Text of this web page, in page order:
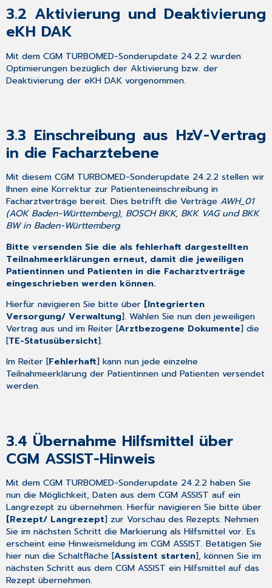
3.2 Aktivierung und Deaktivierung
eKH DAK
Mit dem CGM TURBOMED-Sonderupdate 24.2.2 wurden
Optimierungen bezüglich der Aktivierung bzw. der
Deaktivierung der eKH DAK vorgenommen.
3.3 Einschreibung aus HzV-Vertrag
in die Facharztebene
Mit diesem CGM TURBOMED-Sonderupdate 24.2.2 stellen wir
Ihnen eine Korrektur zur Patienteneinschreibung in
Facharztverträge bereit. Dies betrifft die VerträgeAWH_01
(AOK Baden-Württemberg), BOSCH BKK, BKK VAG und BKK
BW in Baden-Württemberg.
Bitte versenden Sie die als fehlerhaft dargestellten
Teilnahmeerklärungen erneut, damit die jeweiligen
Patientinnen und Patienten in die Facharztverträge
eingeschrieben werden können.
Hierfür navigieren Sie bitte über [Integrierten
Versorgung/ Verwaltung]. Wählen Sie nun den jeweiligen
Vertrag aus und im Reiter [Arztbezogene Dokumente] die
[TE-Statusübersicht].
Im Reiter [Fehlerhaft] kann nun jede einzelne
Teilnahmeerklärung der Patientinnen und Patienten versendet
werden.
3.4 Übernahme Hilfsmittel über
CGM ASSIST-Hinweis
Mit dem CGM TURBOMED-Sonderupdate 24.2.2 haben Sie
nun die Möglichkeit, Daten aus dem CGM ASSIST auf ein
Langrezept zu übernehmen. Hierfür navigieren Sie bitte über
[Rezept/ Langrezept] zur Vorschau des Rezepts. Nehmen
Sie im nächsten Schritt die Markierung als Hilfsmittel vor. Es
erscheint eine Hinweismeldung im CGM ASSIST. Betätigen Sie
hier nun die Schaltfläche [Assistent starten], können Sie im
nächsten Schritt aus dem CGM ASSIST ein Hilfsmittel auf das
Rezept übernehmen.